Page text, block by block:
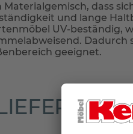
dass
und lange
UV-beständig,
Dadurch
geeignet.